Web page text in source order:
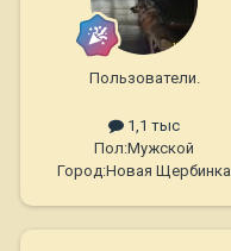
Пользователи.
1,1 тыс
Пол:Мужской
Город:Новая Щербинка